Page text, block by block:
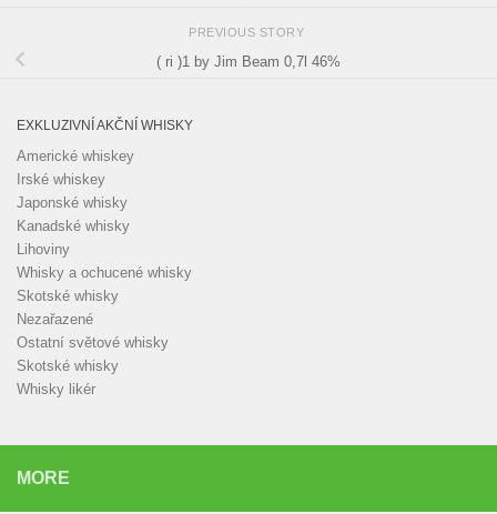
PREVIOUS STORY
( ri )1 by Jim Beam 0,7l 46%
EXKLUZIVNÍ AKČNÍ WHISKY
Americké whiskey
Irské whiskey
Japonské whisky
Kanadské whisky
Lihoviny
Whisky a ochucené whisky
Skotské whisky
Nezařazené
Ostatní světové whisky
Skotské whisky
Whisky likér
MORE